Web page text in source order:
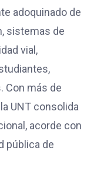
adoquinado de
sistemas de
vial,
Con más de
UNT consolida
acorde con
pública de